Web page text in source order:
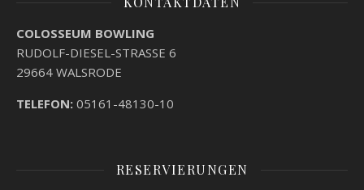
COLOSSEUM BOWLING
RUDOLF-DIESEL-STRASSE 6
29664 WALSRODE
TELEFON: 05161-48130-10
RESERVIERUNGEN